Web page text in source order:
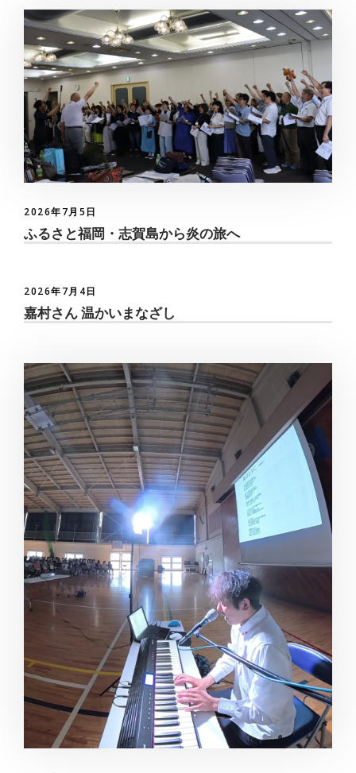
2026年7月5日
ふるさと福岡・志賀島から炎の旅へ
2026年7月4日
嘉村さん 温かいまなざし